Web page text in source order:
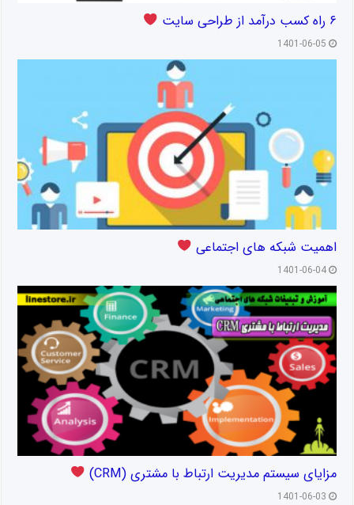
۶ راه کسب درآمد از طراحی سایت
1401-06-05
اهمیت شبکه های اجتماعی
1401-06-04
مزایای سیستم مدیریت ارتباط با مشتری (CRM)
1401-06-03